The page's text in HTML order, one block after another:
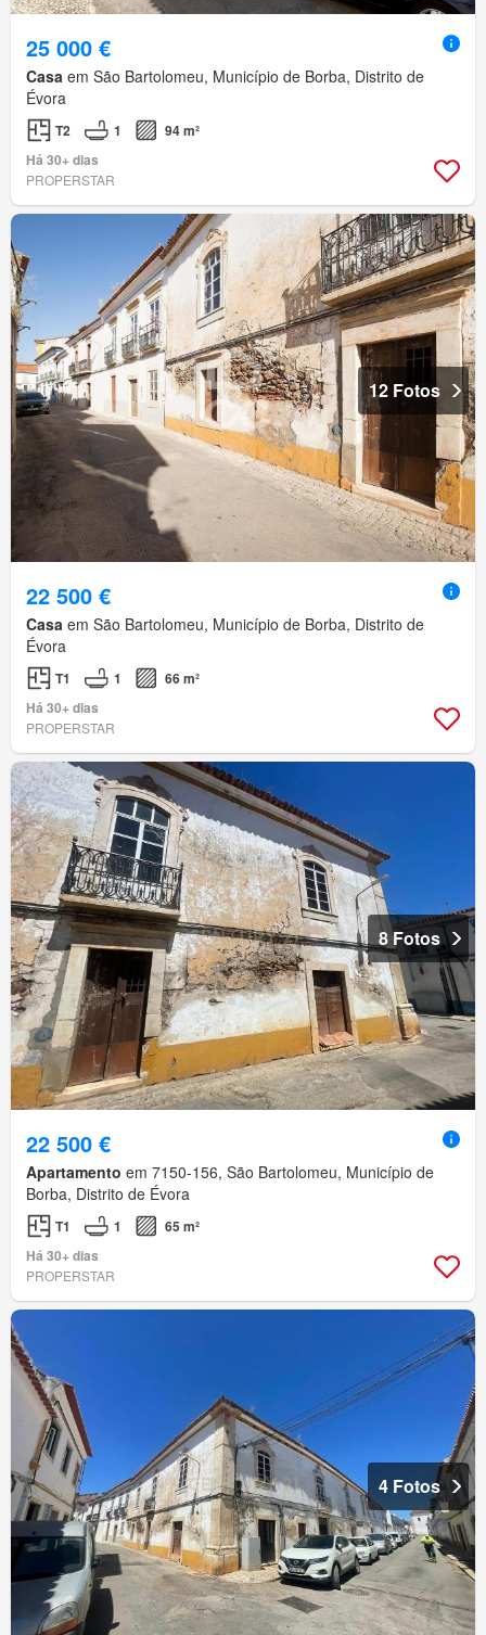
25 000 €
Casa em São Bartolomeu, Município de Borba, Distrito de
Évora
T2 1
94 m²
Há 30+ dias
PROPERSTAR
12 Fotos
22 500 €
Casa em São Bartolomeu, Município de Borba, Distrito de
Évora
T1 1
66 m²
Há 30+ dias
PROPERSTAR
8 Fotos
22 500 €
Apartamento em 7150-156, São Bartolomeu, Município de
Borba, Distrito de Évora
T1 1
65 m²
Há 30+ dias
PROPERSTAR
4 Fotos